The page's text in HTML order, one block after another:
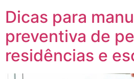
Dicas para
preventiva de
residências e